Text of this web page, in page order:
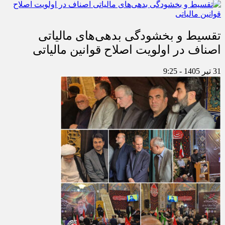
تقسیط و بخشودگی بدهی‌های مالیاتی
اصناف در اولویت اصلاح قوانین مالیاتی
31 تیر 1405 - 9:25